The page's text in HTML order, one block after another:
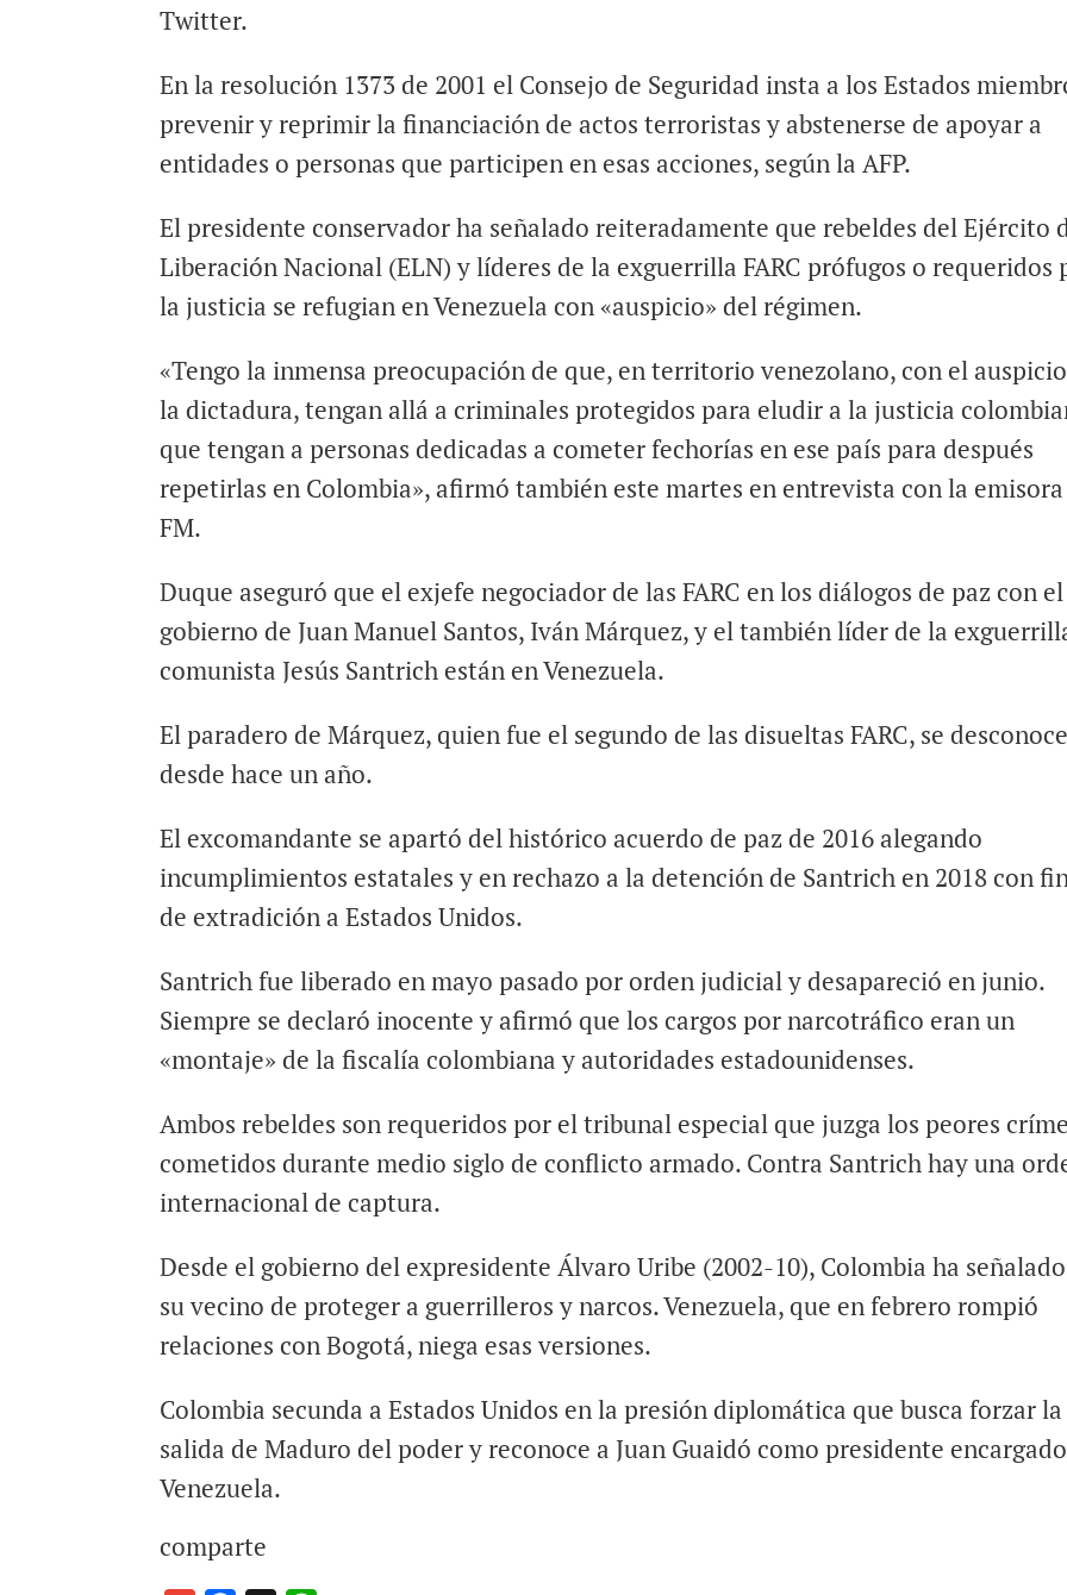
Twitter.
En la resolución 1373 de 2001 el Consejo de Seguridad insta a los Estados
prevenir y reprimir la financiación de actos terroristas y abstenerse de apoyar a
entidades o personas que participen en esas acciones, según la AFP.
El presidente conservador ha señalado reiteradamente que rebeldes del Ejército
Liberación Nacional (ELN) y líderes de la exguerrilla FARC prófugos o requeridos
la justicia se refugian en Venezuela con «auspicio» del régimen.
«Tengo la inmensa preocupación de que, en territorio venezolano, con el
la dictadura, tengan allá a criminales protegidos para eludir a la justicia
que tengan a personas dedicadas a cometer fechorías en ese país para después
repetirlas en Colombia», afirmó también este martes en entrevista con la
FM.
Duque aseguró que el exjefe negociador de las FARC en los diálogos de paz con el
gobierno de Juan Manuel Santos, Iván Márquez, y el también líder de la
comunista Jesús Santrich están en Venezuela.
El paradero de Márquez, quien fue el segundo de las disueltas FARC, se desconoce
desde hace un año.
El excomandante se apartó del histórico acuerdo de paz de 2016 alegando
incumplimientos estatales y en rechazo a la detención de Santrich en 2018 con
de extradición a Estados Unidos.
Santrich fue liberado en mayo pasado por orden judicial y desapareció en junio.
Siempre se declaró inocente y afirmó que los cargos por narcotráfico eran un
«montaje» de la fiscalía colombiana y autoridades estadounidenses.
Ambos rebeldes son requeridos por el tribunal especial que juzga los peores
cometidos durante medio siglo de conflicto armado. Contra Santrich hay una
internacional de captura.
Desde el gobierno del expresidente Álvaro Uribe (2002-10), Colombia ha
su vecino de proteger a guerrilleros y narcos. Venezuela, que en febrero rompió
relaciones con Bogotá, niega esas versiones.
Colombia secunda a Estados Unidos en la presión diplomática que busca forzar la
salida de Maduro del poder y reconoce a Juan Guaidó como presidente
Venezuela.
comparte